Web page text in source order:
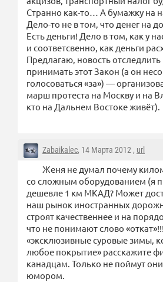
Странно как-то… А бумажку на
Дело-то не в том, что денег на
Есть деньги! Дело в том, как у
и соответсвенно, как деньги
Предлагаю, новость
принимать этот Закон (а он
голосоваться «за») —
марш протеста на Москву и на
кто на Дальнем Востоке живёт).
Zabaikalec, 14 Марта 2012 , url
Женя не думал почему
со сложным оборудованием (я
дешевле 1 км МКАД? Может
наш рынок иностранных
строят качественнее и на
что не понимают слово
«эксклюзивные суровые зимы,
любое покрытие» расскажите
канадцам. Только не поймут они
юмором.